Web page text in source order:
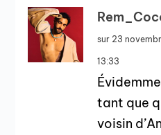
sur 23
13:33
tant que
voisin